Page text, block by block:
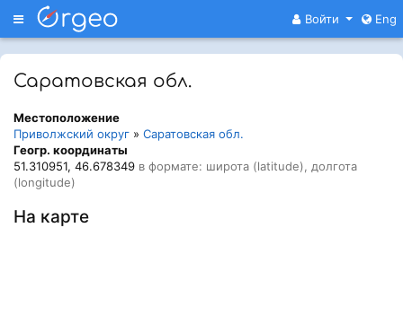
Меню Войти Eng
Саратовская обл.
Местоположение
Приволжский округ » Саратовская обл.
Геогр. координаты
51.310951, 46.678349 в формате: широта (latitude), долгота
(longitude)
На карте